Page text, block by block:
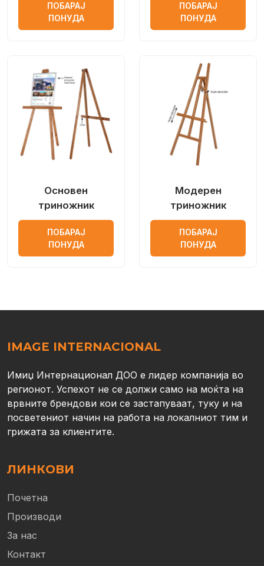
ПОБАРАЈ
ПОНУДА
ПОБАРАЈ
ПОНУДА
Основен
триножник
ПОБАРАЈ
ПОНУДА
Модерен
триножник
ПОБАРАЈ
ПОНУДА
IMAGE INTERNACIONAL
Имиџ Интернационал ДОО е лидер компанија во
регионот. Успехот не се должи само на моќта на
врвните брендови кои се застапуваат, туку и на
посветениот начин на работа на локалниот тим и
грижата за клиентите.
ЛИНКОВИ
Почетна
Производи
За нас
Контакт